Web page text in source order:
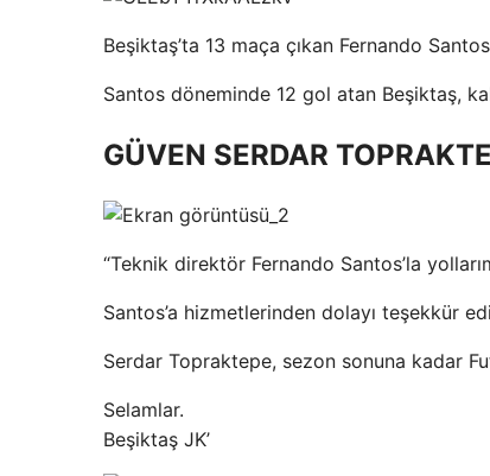
Beşiktaş’ta 13 maça çıkan Fernando
Santos döneminde 12 gol atan Beşiktaş,
GÜVEN SERDAR
“Teknik direktör Fernando Santos’la
Santos’a hizmetlerinden dolayı teşekkür
Serdar Topraktepe, sezon sonuna kadar
Selamlar.
Beşiktaş JK’